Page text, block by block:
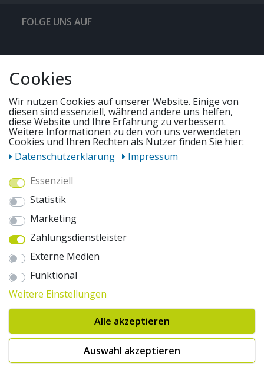
FOLGE UNS AUF
QUICKLINKS & TIPPS
UNSERE ANGEBOTE
WIR VERSENDEN MIT
AUSZEICHNUNGEN & SICHERHEIT
© 2026 pentagonsports.de
Pentagon Sports GmbH & Co. KG
Daten­schutz­erklärung
Hinweise zur Batterieentsorgung
Cookie-Einstellungen ändern
Erklärung zur Barrierefreiheit
* Alle Preise inkl. gesetzlicher Mehrwertsteuer zuzüglich Versandkosten. Die
durchgestrichenen Preise entsprechen der UVP des Herstellers. 1nur bei
Hinweis:("Innerhalb von 24h versandfertig" oder "Sofort verfügbar") |
Cookies
Wir nutzen Cookies auf unserer Website. Einige von
diesen sind essenziell, während andere uns helfen,
diese Website und Ihre Erfahrung zu verbessern.
Weitere Informationen zu den von uns verwendeten
Cookies und Ihren Rechten als Nutzer finden Sie hier:
Daten­schutz­erklärung
Impressum
Essenziell
Statistik
Marketing
Zahlungsdienstleister
Externe Medien
Funktional
Weitere Einstellungen
Alle akzeptieren
Auswahl akzeptieren